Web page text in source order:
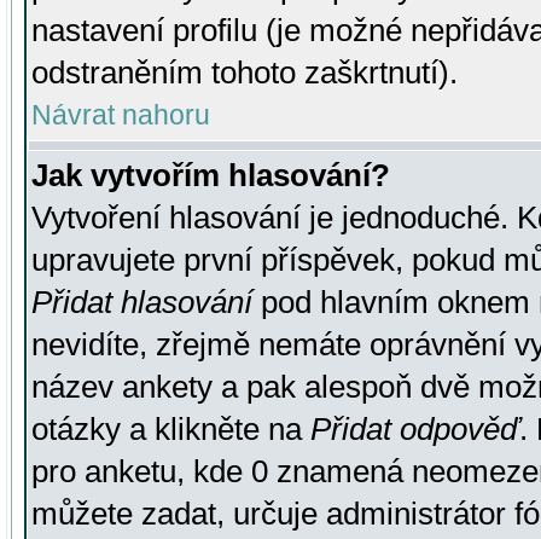
nastavení profilu (je možné
odstraněním tohoto zaškrtnutí).
Návrat nahoru
Jak vytvořím hlasování?
Vytvoření hlasování je jednoduché.
upravujete první příspěvek, pokud
Přidat hlasovánípod hlavním oknem
nevidíte, zřejmě nemáte oprávnění
název ankety a pak alespoň dvě
otázky a klikněte na Přidat odpověď.
pro anketu, kde 0 znamená
můžete zadat, určuje administrátor